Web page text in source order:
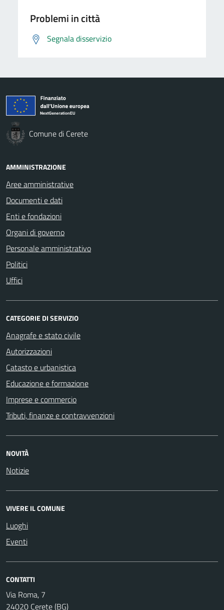
Problemi in città
Segnala disservizio
Comune di Cerete
AMMINISTRAZIONE
Aree amministrative
Documenti e dati
Enti e fondazioni
Organi di governo
Personale amministrativo
Politici
Uffici
CATEGORIE DI SERVIZIO
Anagrafe e stato civile
Autorizzazioni
Catasto e urbanistica
Educazione e formazione
Imprese e commercio
Tributi, finanze e contravvenzioni
NOVITÀ
Notizie
VIVERE IL COMUNE
Luoghi
Eventi
CONTATTI
Via Roma, 7
24020 Cerete (BG)